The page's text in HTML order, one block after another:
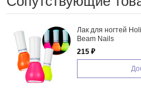
Лак для ногтей
Beam Nails
215 ₽